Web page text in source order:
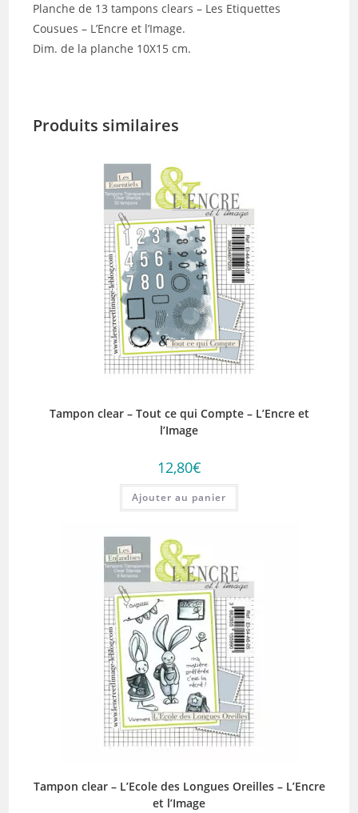
Planche de 13 tampons clears – Les Etiquettes
Cousues – L’Encre et l’Image.
Dim. de la planche 10X15 cm.
Produits similaires
Tampon clear – Tout ce qui Compte – L’Encre et
l’Image
12,80€
Ajouter au panier
Tampon clear – L’Ecole des Longues Oreilles – L’Encre
et l’Image